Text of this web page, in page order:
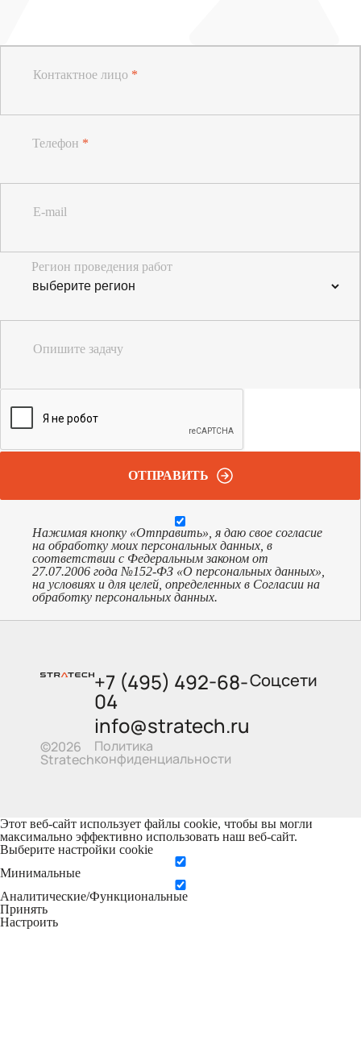
Контактное лицо *
Телефон *
E-mail
Регион проведения работ
Опишите задачу
ОТПРАВИТЬ
Нажимая кнопку «Отправить», я даю свое согласие
на обработку моих персональных данных, в
соответствии с Федеральным законом от
27.07.2006 года №152-ФЗ «О персональных данных»,
на условиях и для целей, определенных в Согласии на
обработку персональных данных.
©2026
Stratech
+7 (495) 492-68-
04
info@stratech.ru
Политика
конфиденциальности
Соцсети
Этот веб-сайт использует файлы cookie, чтобы вы могли
максимально эффективно использовать наш веб-сайт.
Выберите настройки cookie
Минимальные
Аналитические/Функциональные
Принять
Настроить